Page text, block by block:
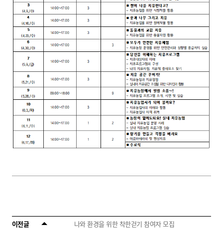
이전글
나와 환경을 위한 착한걷기 참여자 모집